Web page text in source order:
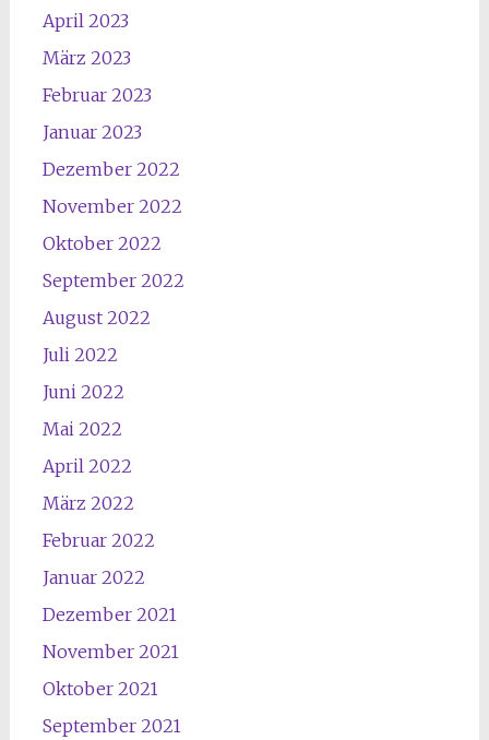
April 2023
März 2023
Februar 2023
Januar 2023
Dezember 2022
November 2022
Oktober 2022
September 2022
August 2022
Juli 2022
Juni 2022
Mai 2022
April 2022
März 2022
Februar 2022
Januar 2022
Dezember 2021
November 2021
Oktober 2021
September 2021